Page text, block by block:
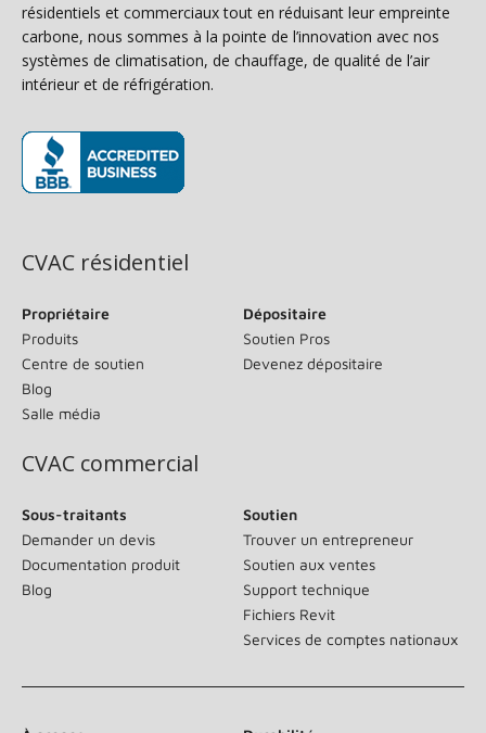
résidentiels et commerciaux tout en réduisant leur empreinte
carbone, nous sommes à la pointe de l’innovation avec nos
systèmes de climatisation, de chauffage, de qualité de l’air
intérieur et de réfrigération.
CVAC résidentiel
Propriétaire
Produits
Centre de soutien
Blog
Salle média
Dépositaire
Soutien Pros
Devenez dépositaire
CVAC commercial
Sous-traitants
Demander un devis
Documentation produit
Blog
Soutien
Trouver un entrepreneur
Soutien aux ventes
Support technique
Fichiers Revit
Services de comptes nationaux